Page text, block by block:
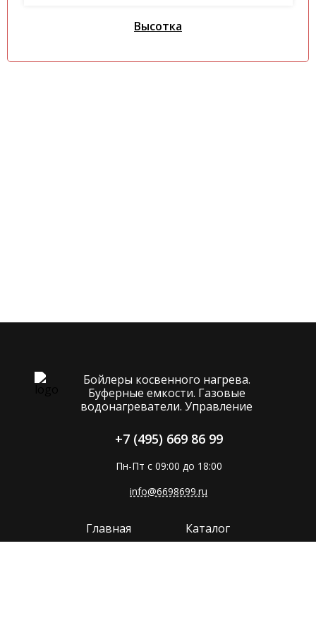
Высотка
Бойлеры косвенного нагрева.
Буферные емкости. Газовые
водонагреватели. Управление
Главная
Каталог
+7 (495) 669 86 99
Пн-Пт с 09:00 до 18:00
info@6698699.ru